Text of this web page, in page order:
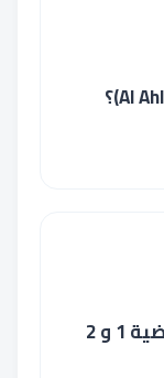
ما هو تردد قناة أبوظبي الرياضية 1 و 2